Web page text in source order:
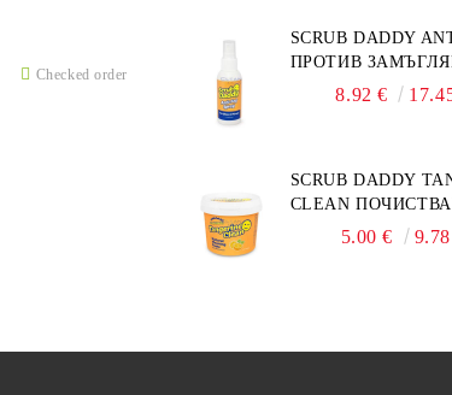
Checked order
SCRUB DADDY
ПРОТИВ
50МЛ8.92 €
SCRUB DADDY
CLEAN
ПАСТА 500ГР
5.00 €